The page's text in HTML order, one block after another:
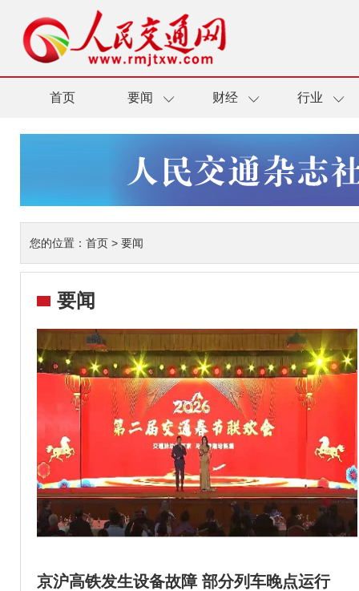
首页 要闻 财经 行业
您的位置： 首页 > 要闻
要闻
京沪高铁发生设备故障 部分列车晚点运行